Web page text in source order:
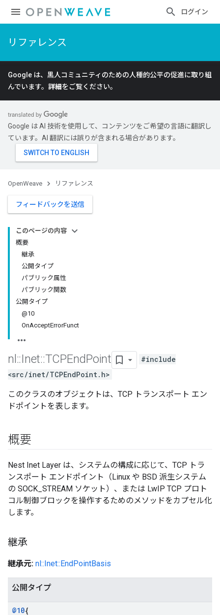
ログイン
リファレンス
Google は、黒人コミュニティのための人種的公平の促進に取り組
んでいます。 詳細をご覧ください。
Google は AI 技術を使用して、コンテンツをご希望の言語に翻訳し
ています。AI 翻訳には誤りが含まれる場合があります。
OpenWeave リファレンス
フィードバックを送信
このページの内容
概要
継承
公開タイプ
パブリック属性
パブリック関数
公開タイプ
@10
OnAcceptErrorFunct
nl ::Inet::TCPEndPoint
#include
<src/inet/TCPEndPoint.h>
このクラスのオブジェクトは、TCP トランスポート エン
ドポイントを表します。
概要
Nest Inet Layer は、システムの構成に応じて、TCP トラ
ンスポート エンドポイント（Linux や BSD 派生システム
の SOCK_STREAM ソケット）、または LwIP TCP プロト
コル制御ブロックを操作するためのメソッドをカプセル化
します。
継承
継承元: nl::Inet::EndPointBasis
公開タイプ
@10{